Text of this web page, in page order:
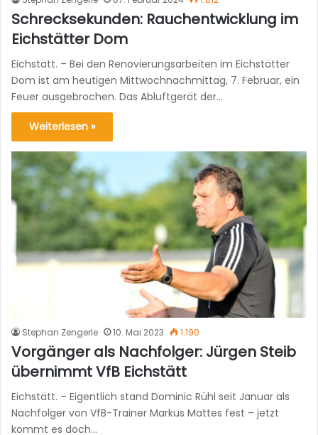
Schrecksekunden: Rauchentwicklung im
Eichstätter Dom
Eichstätt. – Bei den Renovierungsarbeiten im Eichstätter
Dom ist am heutigen Mittwochnachmittag, 7. Februar, ein
Feuer ausgebrochen. Das Abluftgerät der…
Weiterlesen »
Stephan Zengerle 10. Mai 2023 1.190
Vorgänger als Nachfolger: Jürgen Steib
übernimmt VfB Eichstätt
Eichstätt. – Eigentlich stand Dominic Rühl seit Januar als
Nachfolger von VfB-Trainer Markus Mattes fest – jetzt
kommt es doch…